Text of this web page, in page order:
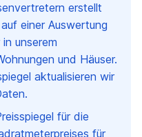
erstellt
einer Auswertung
unserem
und Häuser.
aktualisieren wir
für die
für